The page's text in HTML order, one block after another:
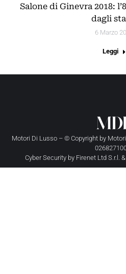
Salone di Ginevra 2018:
dagli
6 Marzo
Leggi
Motori Di Lusso – © Copyright by
Cyber Security by Firenet Ltd S.r.l. &